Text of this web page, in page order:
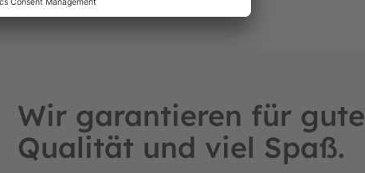
Wir garantieren für gute
Qualität und viel Spaß.